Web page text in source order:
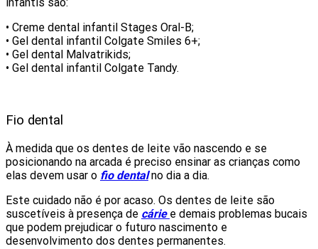
• Creme dental infantil Stages Oral-B;
• Gel dental infantil Colgate Smiles 6+;
• Gel dental Malvatrikids;
• Gel dental infantil Colgate Tandy.
Fio dental
À medida que os dentes de leite vão nascendo e se
posicionando na arcada é preciso ensinar as crianças como
elas devem usar o fio dentalno dia a dia.
Este cuidado não é por acaso. Os dentes de leite são
suscetíveis à presença de cárie e demais problemas bucais
que podem prejudicar o futuro nascimento e
desenvolvimento dos dentes permanentes.